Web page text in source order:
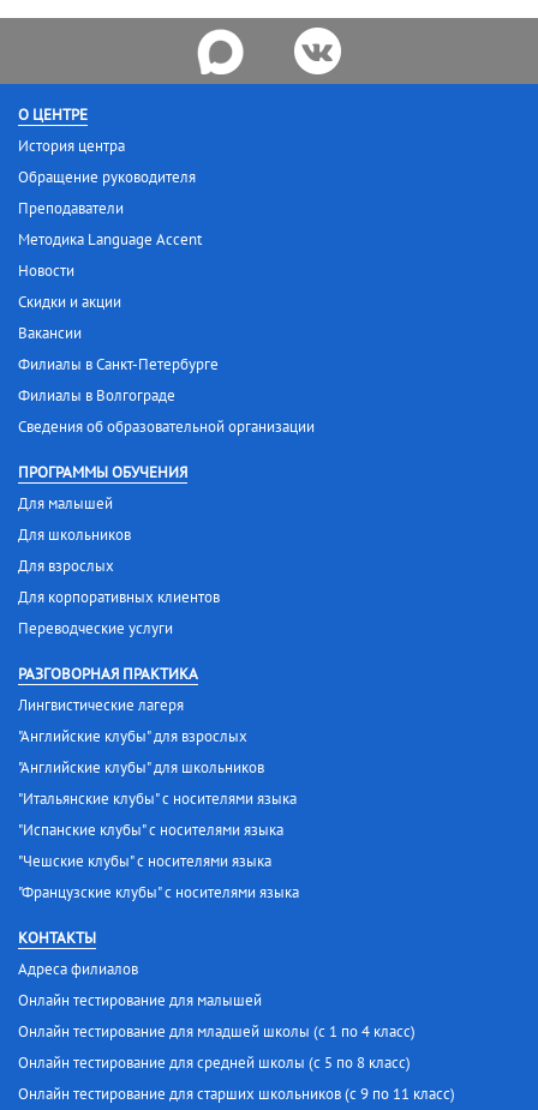
О ЦЕНТРЕ
История центра
Обращение руководителя
Преподаватели
Методика Language Accent
Новости
Скидки и акции
Вакансии
Филиалы в Санкт-Петербурге
Филиалы в Волгограде
Сведения об образовательной организации
ПРОГРАММЫ ОБУЧЕНИЯ
Для малышей
Для школьников
Для взрослых
Для корпоративных клиентов
Переводческие услуги
РАЗГОВОРНАЯ ПРАКТИКА
Лингвистические лагеря
"Английские клубы" для взрослых
"Английские клубы" для школьников
"Итальянские клубы" с носителями языка
"Испанские клубы" с носителями языка
"Чешские клубы" с носителями языка
"Французские клубы" с носителями языка
КОНТАКТЫ
Адреса филиалов
Онлайн тестирование для малышей
Онлайн тестирование для младшей школы (с 1 по 4 класс)
Онлайн тестирование для средней школы (с 5 по 8 класс)
Онлайн тестирование для старших школьников (с 9 по 11 класс)